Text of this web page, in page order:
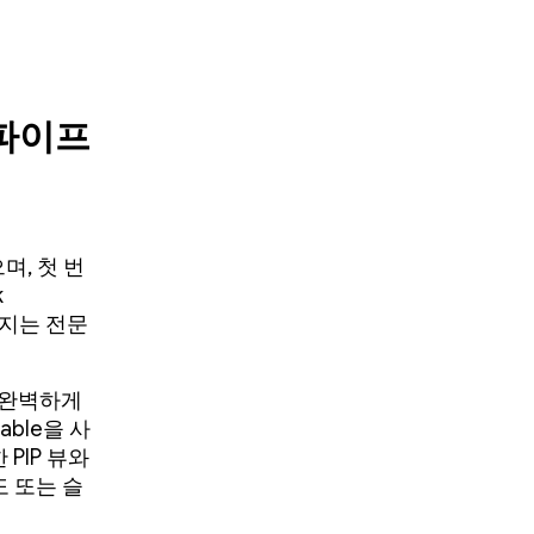
이프
, 첫 번
는 전문
벽하게
을 사
PIP 뷰와
또는 슬